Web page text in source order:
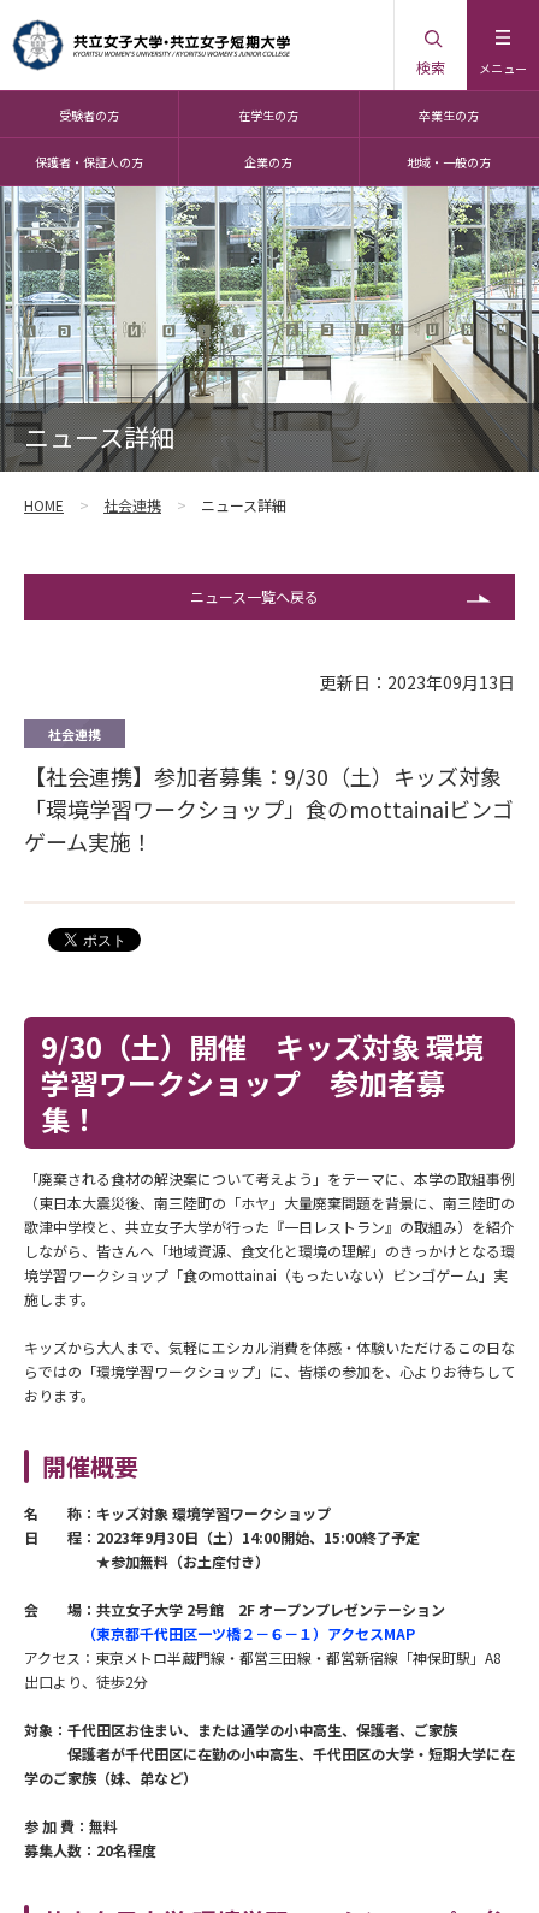
メニュー
検索
受験者の方 在学生の方 卒業生の方
保護者・保証人の方 企業の方 地域・一般の方
ニュース詳細
HOME 社会連携 ニュース詳細
ニュース一覧へ戻る
更新日：2023年09月13日
社会連携
【社会連携】参加者募集：9/30（土）キッズ対象
「環境学習ワークショップ」食のmottainaiビンゴ
ゲーム実施！
9/30（土）開催 キッズ対象 環境
学習ワークショップ 参加者募
集！
「廃棄される食材の解決案について考えよう」をテーマに、本学の取組事例
（東日本大震災後、南三陸町の「ホヤ」大量廃棄問題を背景に、南三陸町の
歌津中学校と、共立女子大学が行った『一日レストラン』の取組み）を紹介
しながら、皆さんへ「地域資源、食文化と環境の理解」のきっかけとなる環
境学習ワークショップ「食のmottainai（もったいない）ビンゴゲーム」実
施します。
キッズから大人まで、気軽にエシカル消費を体感・体験いただけるこの日な
らではの「環境学習ワークショップ」に、皆様の参加を、心よりお待ちして
おります。
開催概要
名 称：キッズ対象 環境学習ワークショップ
日 程：2023年9月30日（土）14:00開始、15:00終了予定
★参加無料（お土産付き）
会 場：共立女子大学 2号館 2F オープンプレゼンテーション
（東京都千代田区一ツ橋２－６－１）アクセスMAP
アクセス：東京メトロ半蔵門線・都営三田線・都営新宿線「神保町駅」A8
出口より、徒歩2分
対象：千代田区お住まい、または通学の小中高生、保護者、ご家族
保護者が千代田区に在勤の小中高生、千代田区の大学・短期大学に在
学のご家族（妹、弟など）
参 加 費：無料
募集人数：20名程度